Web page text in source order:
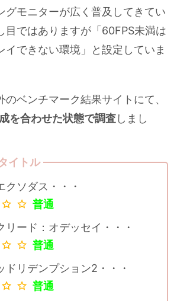
グモニターが広く普及してきてい
目ではありますが「60FPS未満は
イできない環境」と設定していま
のベンチマーク結果サイトにて、
を合わせた状態で調査しまし
イトル
クソダス・・・
普通
リード：オデッセイ・・・
普通
ドリデンプション2・・・
普通